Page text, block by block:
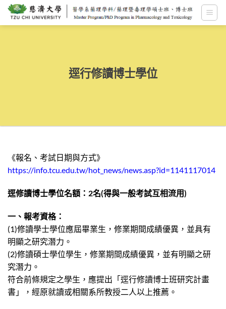
逕行修讀博士學位
《報名、考試日期與方式》
https://info.tcu.edu.tw/hot_news/news.asp?id=1141117014
逕修讀博士學位名額： 2名(得與一般考試互相流用)
一、報考資格：
(1)修讀學士學位應屆畢業生，修業期間成績優異，並具有
明顯之研究潛力。
(2)修讀碩士學位學生，修業期間成績優異，並有明顯之研
究潛力。
符合前條規定之學生，應提出「逕行修讀博士班研究計畫
書」，經原就讀或相關系所教授二人以上推薦。